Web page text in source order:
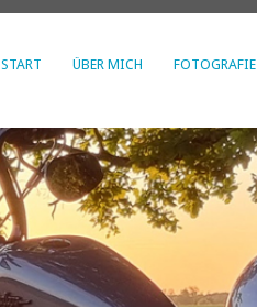
START ÜBER MICH FOTOGRAFIE